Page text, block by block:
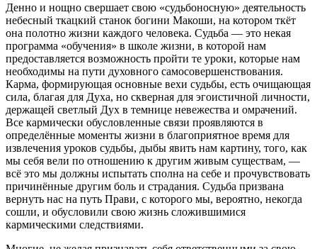
Денно и нощно свершает свою «судьбоносную» деятельность
небесный ткацкий станок богини Макоши, на котором ткёт
она полотно жизни каждого человека. Судьба — это некая
программа «обучения» в школе жизни, в которой нам
предоставляется возможность пройти те уроки, которые нам
необходимы на пути духовного самосовершенствования.
Карма, формирующая основные вехи судьбы, есть очищающая
сила, благая для Духа, но скверная для эгоистичной личности,
держащей светлый Дух в темнице невежества и омрачений.
Все кармически обусловленные связи проявляются в
определённые моменты жизни в благоприятное время для
извлечения уроков судьбы, дыбы явить нам картину, того, как
мы себя вели по отношению к другим живым существам, —
всё это мы должны испытать сполна на себе и прочувствовать
причинённые другим боль и страдания. Судьба призвана
вернуть нас на путь Прави, с которого мы, вероятно, некогда
сошли, и обусловили свою жизнь сложившимися
кармическими следствиями.